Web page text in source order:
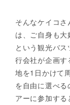
そんなケイコ
は、ご自身も
という観光バ
行会社が企画
地を1日かけて
を自由に選べ
アーに参加す